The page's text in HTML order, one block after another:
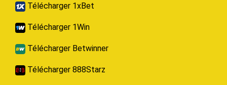
Télécharger 1xBet
Télécharger 1Win
Télécharger Betwinner
Télécharger 888Starz